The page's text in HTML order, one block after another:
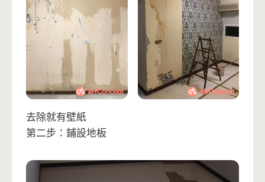
去除就有壁紙
第二步：鋪設地板